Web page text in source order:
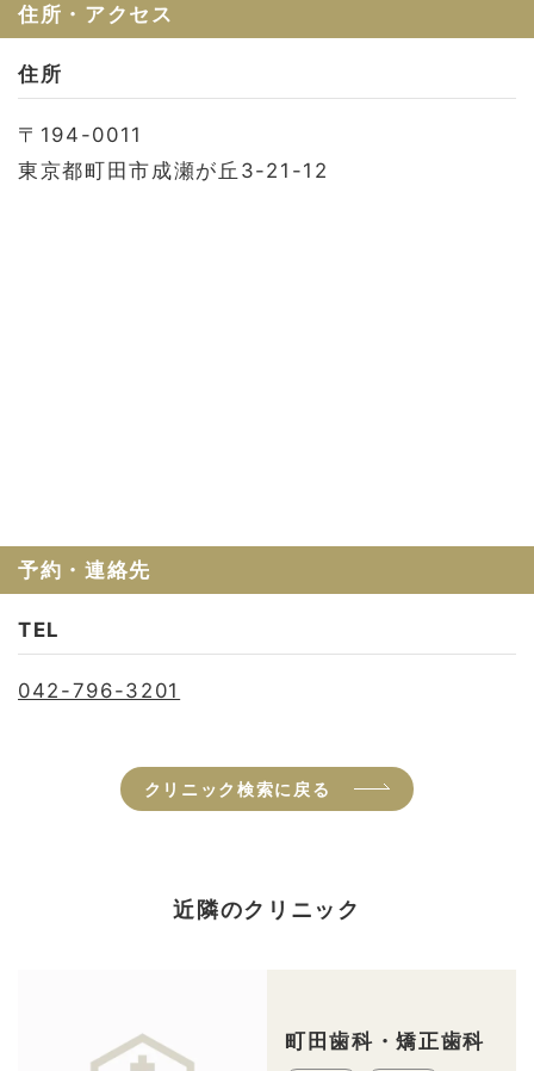
住所・アクセス
住所
〒194-0011
東京都町田市成瀬が丘3-21-12
予約・連絡先
TEL
042-796-3201
クリニック検索に戻る
近隣のクリニック
町田歯科・矯正歯科